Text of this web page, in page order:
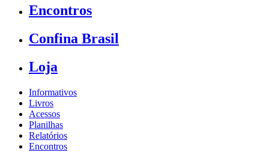
Encontros
Confina Brasil
Loja
Informativos
Livros
Acessos
Planilhas
Relatórios
Encontros